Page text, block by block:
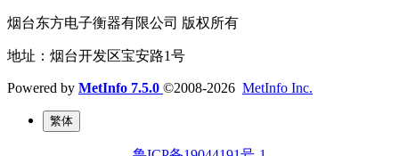
烟台东方电子衡器有限公司 版权所有
地址：烟台开发区宝安路1号
Powered by MetInfo 7.5.0 ©2008-2026 MetInfo Inc.
繁体